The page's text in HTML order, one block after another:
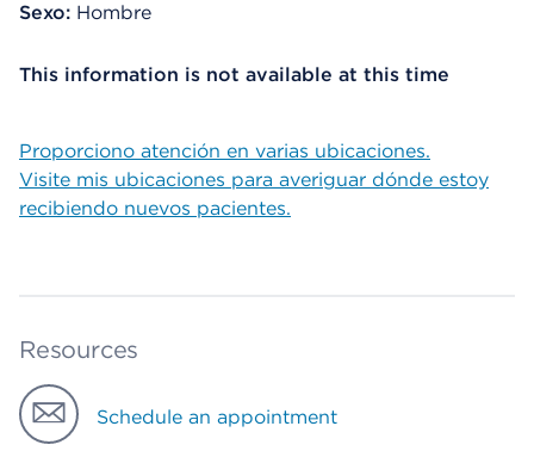
Sexo: Hombre
This information is not available at this time
Proporciono atención en varias ubicaciones.
Visite mis ubicaciones para averiguar dónde estoy
recibiendo nuevos pacientes.
Resources
Schedule an appointment